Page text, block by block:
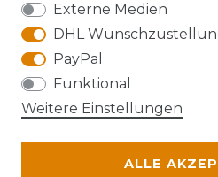
Externe Medien
DHL
PayPal
Funktional
Weitere Einstellungen
ALLE
Die Karte kann aufgrund
Datenschutzeinstellungen
werden. Bitte akzeptieren
von Google Maps, um die